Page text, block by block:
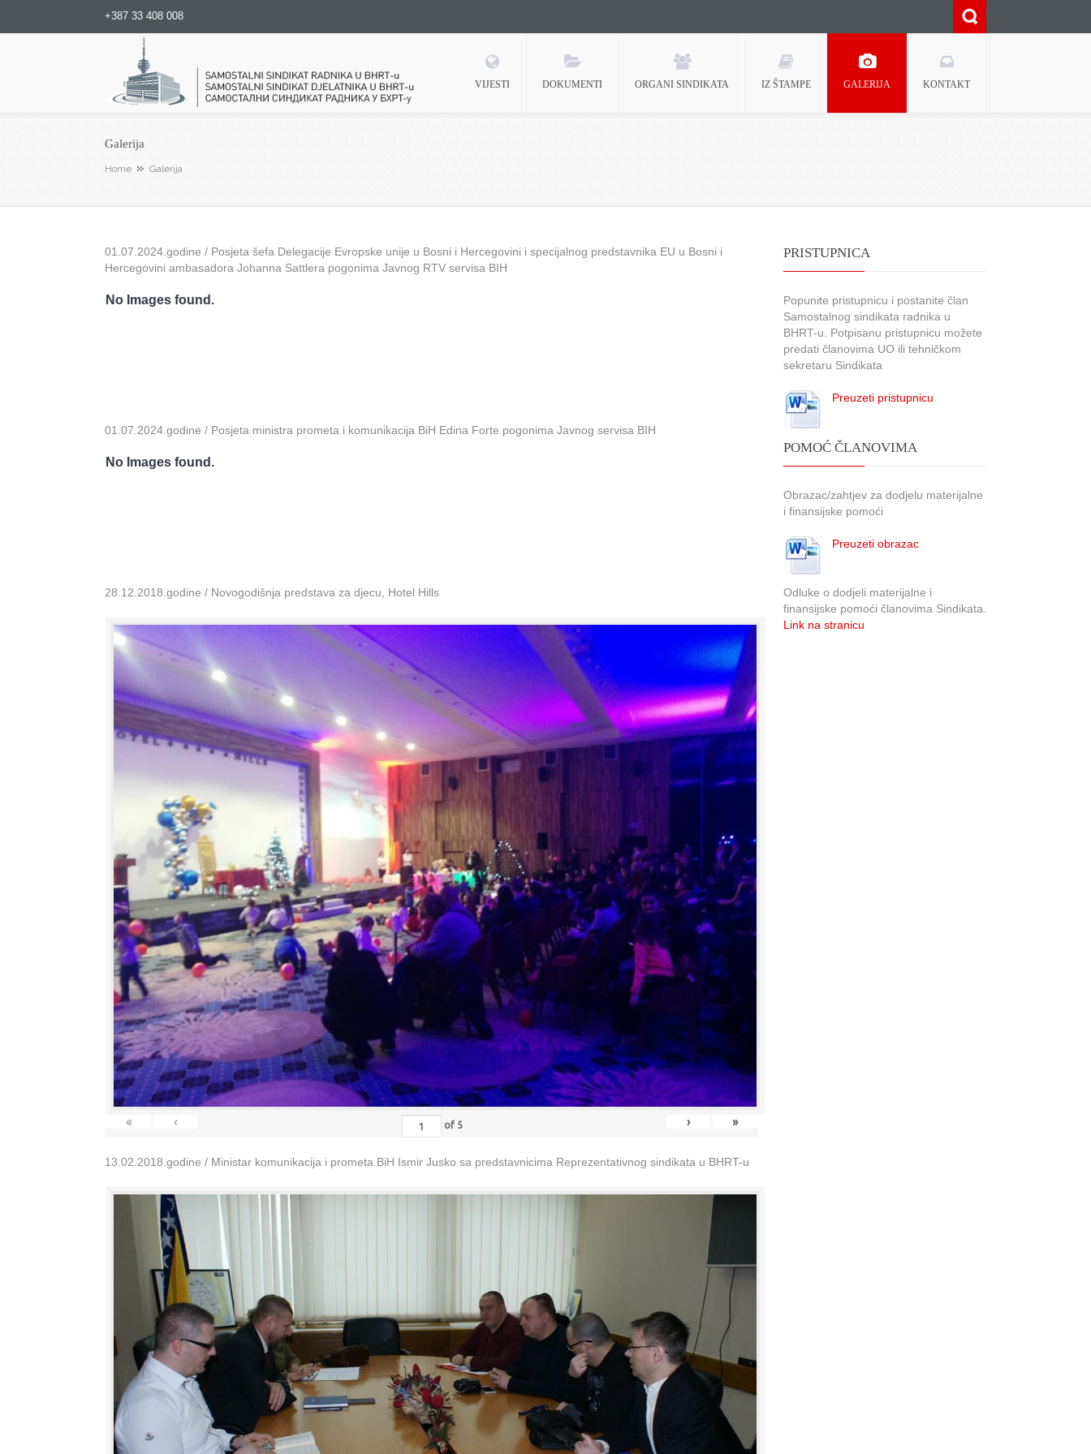
+387 33 408 008
Samostalni sindikat radnika u BHRT-u
VIJESTI DOKUMENTI ORGANI SINDIKATA IZ ŠTAMPE GALERIJA KONTAKT
Galerija
Home Galerija
01.07.2024.godine / Posjeta šefa Delegacije Evropske unije u Bosni i Hercegovini i specijalnog predstavnika EU u Bosni i
Hercegovini ambasadora Johanna Sattlera pogonima Javnog RTV servisa BIH
No Images found.
01.07.2024.godine / Posjeta ministra prometa i komunikacija BiH Edina Forte pogonima Javnog servisa BIH
No Images found.
28.12.2018.godine / Novogodišnja predstava za djecu, Hotel Hills
« ‹ of 5 › »
13.02.2018.godine / Ministar komunikacija i prometa BiH Ismir Jusko sa predstavnicima Reprezentativnog sindikata u BHRT-u
PRISTUPNICA
Popunite pristupnicu i postanite član
Samostalnog sindikata radnika u
BHRT-u. Potpisanu pristupnicu možete
predati članovima UO ili tehničkom
sekretaru Sindikata
Preuzeti pristupnicu
POMOĆ ČLANOVIMA
Obrazac/zahtjev za dodjelu materijalne
i finansijske pomoći
Preuzeti obrazac
Odluke o dodjeli materijalne i
finansijske pomoći članovima Sindikata.
Link na stranicu